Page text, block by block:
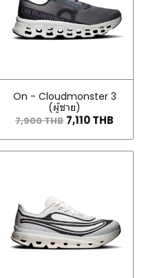
On - Cloudmonster 3
(ผู้ชาย)
7,900 THB 7,110 THB